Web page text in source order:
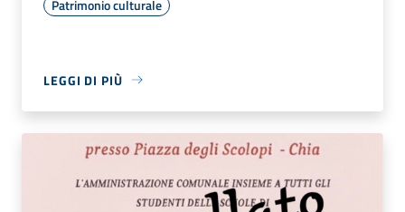
Patrimonio culturale
LEGGI DI PIÙ